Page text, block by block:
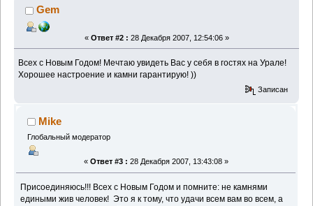
Gem
« Ответ #2 : 28 Декабря 2007, 12:54:06 »
Всех с Новым Годом! Мечтаю увидеть Вас у себя в гостях на Урале!
Хорошее настроение и камни гарантирую! ))
Записан
Mike
Глобальный модератор
« Ответ #3 : 28 Декабря 2007, 13:43:08 »
Присоединяюсь!!! Всех с Новым Годом и помните: не камнями
едиными жив человек! Это я к тому, что удачи всем вам во всем, а